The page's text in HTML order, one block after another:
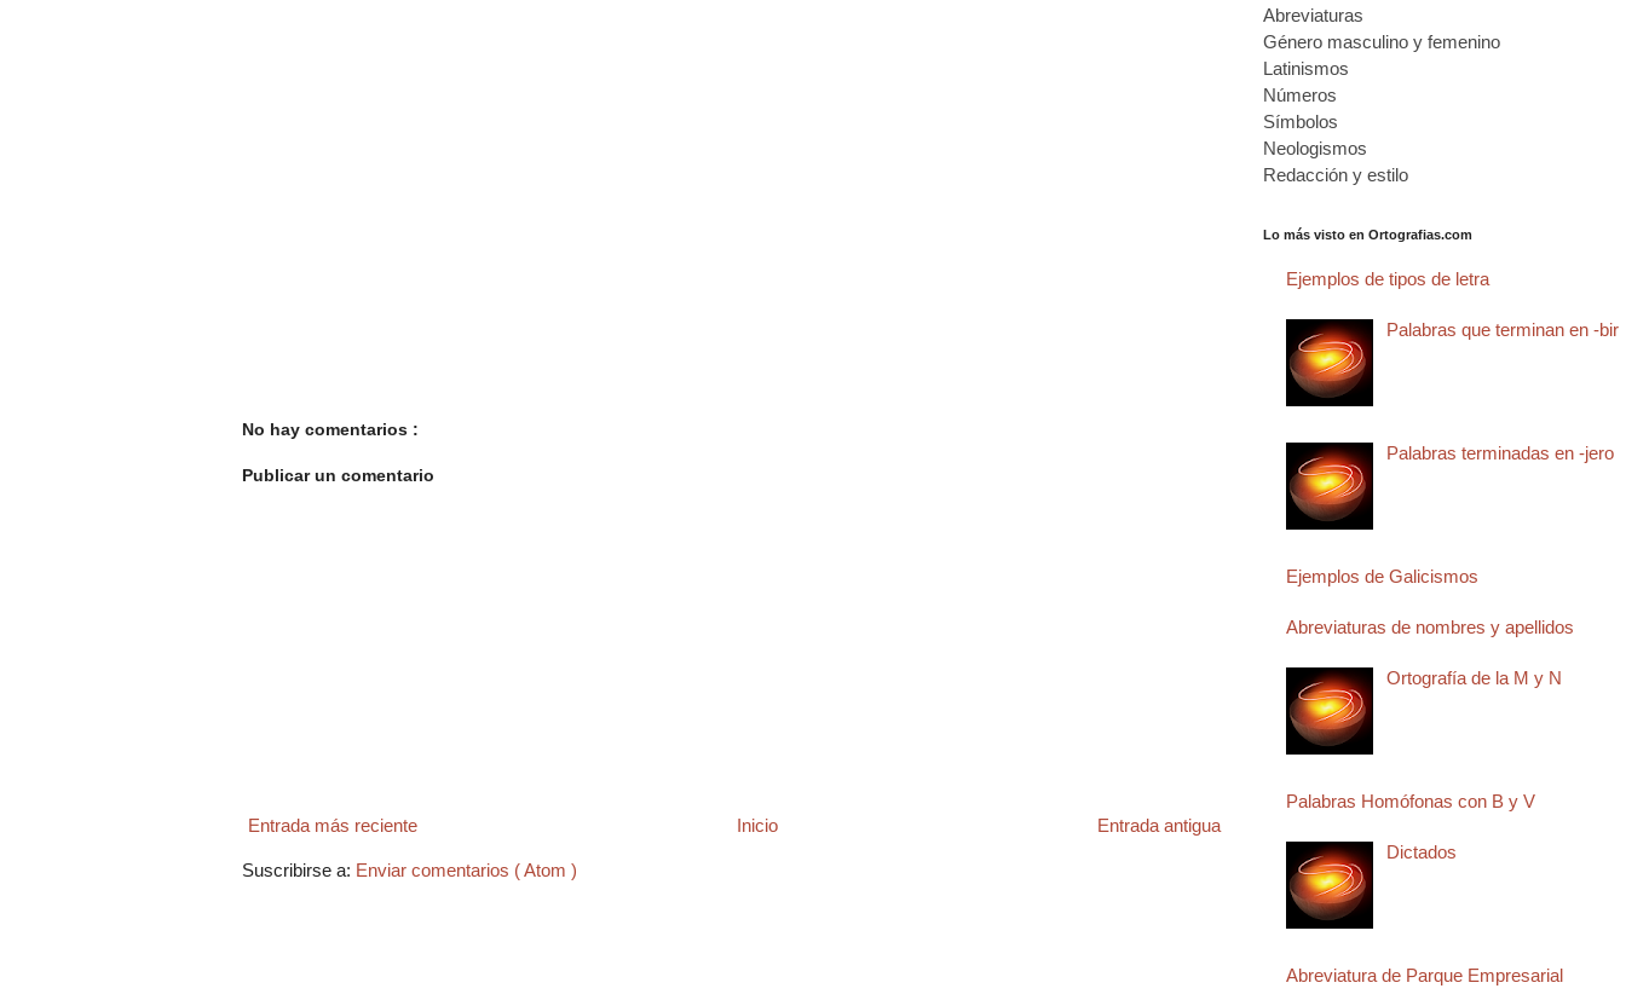
No hay comentarios :
Publicar un comentario
Entrada más reciente Entrada antigua
Inicio
Suscribirse a: Enviar comentarios ( Atom )
Abreviaturas
Género masculino y femenino
Latinismos
Números
Símbolos
Neologismos
Redacción y estilo
Lo más visto en Ortografias.com
Ejemplos de tipos de letra
Palabras que terminan en -bir
Palabras terminadas en -jero
Ejemplos de Galicismos
Abreviaturas de nombres y apellidos
Ortografía de la M y N
Palabras Homófonas con B y V
Dictados
Abreviatura de Parque Empresarial